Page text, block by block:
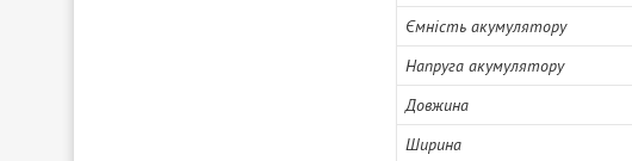
Ємність акумулятору
Напруга акумулятору
Довжина
Ширина